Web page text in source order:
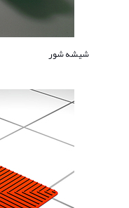
شیشه شور